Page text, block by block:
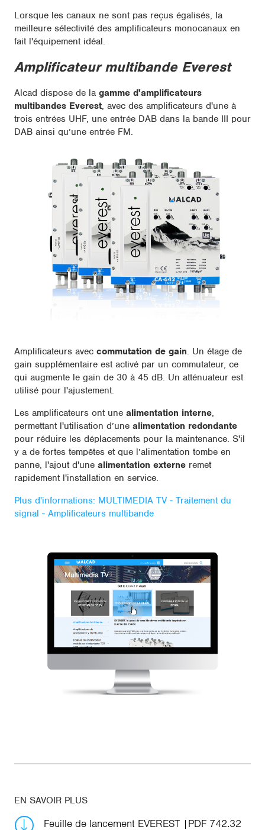
Lorsque les canaux ne sont pas reçus égalisés, la
meilleure sélectivité des amplificateurs monocanaux en
fait l'équipement idéal.
Amplificateur multibande Everest
Alcad dispose de la gamme d'amplificateurs
multibandes Everest, avec des amplificateurs d'une à
trois entrées UHF, une entrée DAB dans la bande III pour
DAB ainsi qu’une entrée FM.
Amplificateurs avec commutation de gain. Un étage de
gain supplémentaire est activé par un commutateur, ce
qui augmente le gain de 30 à 45 dB. Un atténuateur est
utilisé pour l'ajustement.
Les amplificateurs ont une alimentation interne,
permettant l'utilisation d’une alimentation redondante
pour réduire les déplacements pour la maintenance. S'il
y a de fortes tempêtes et que l’alimentation tombe en
panne, l'ajout d'une alimentation externe remet
rapidement l'installation en service.
Plus d'informations: MULTIMEDIA TV - Traitement du
signal - Amplificateurs multibande
EN SAVOIR PLUS
Feuille de lancement EVEREST
PDF 742.32